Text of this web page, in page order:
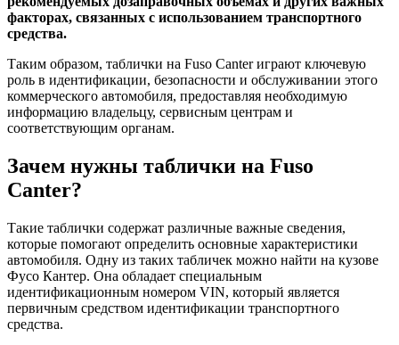
факторах, связанных с использованием транспортного
средства.
Таким образом, таблички на Fuso Canter играют ключевую
роль в идентификации, безопасности и обслуживании этого
коммерческого автомобиля, предоставляя необходимую
информацию владельцу, сервисным центрам и
соответствующим органам.
Зачем нужны таблички на Fuso
Canter?
Такие таблички содержат различные важные сведения,
которые помогают определить основные характеристики
автомобиля. Одну из таких табличек можно найти на кузове
Фусо Кантер. Она обладает специальным
идентификационным номером VIN, который является
первичным средством идентификации транспортного
средства.